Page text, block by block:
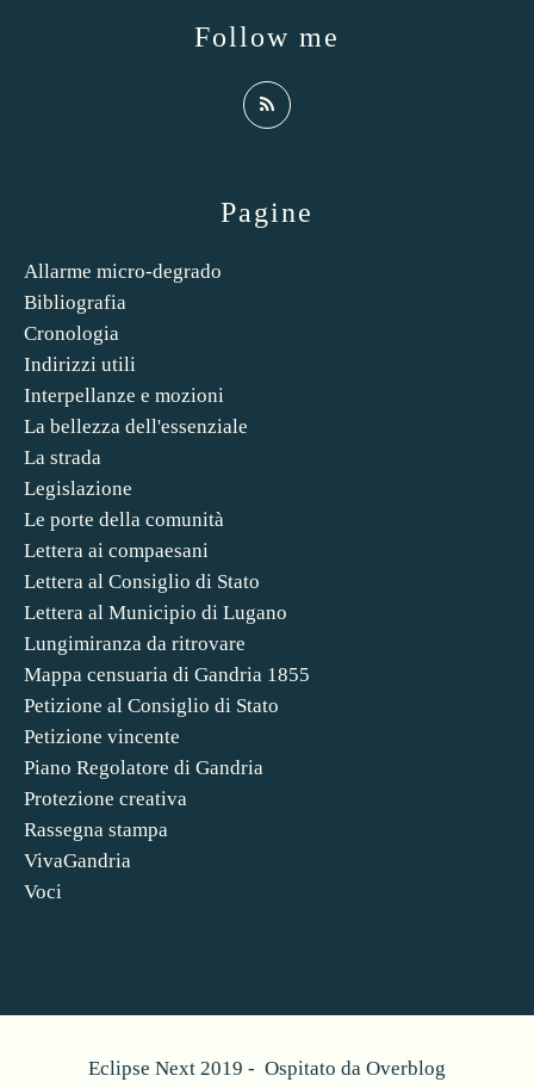
Pagine
Allarme micro-degrado
Bibliografia
Cronologia
Indirizzi utili
Interpellanze e mozioni
La bellezza dell'essenziale
La strada
Legislazione
Le porte della comunità
Lettera ai compaesani
Lettera al Consiglio di Stato
Lettera al Municipio di Lugano
Lungimiranza da ritrovare
Mappa censuaria di Gandria 1855
Petizione al Consiglio di Stato
Petizione vincente
Piano Regolatore di Gandria
Protezione creativa
Rassegna stampa
VivaGandria
Voci
Follow me
Eclipse Next 2019 - Ospitato da Overblog